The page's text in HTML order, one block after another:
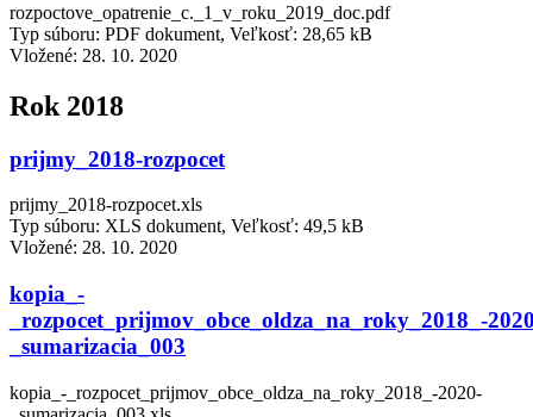
rozpoctove_opatrenie_c._1_v_roku_2019_doc.pdf
Typ súboru: PDF dokument, Veľkosť: 28,65 kB
Vložené: 28. 10. 2020
Rok 2018
prijmy_2018-rozpocet
prijmy_2018-rozpocet.xls
Typ súboru: XLS dokument, Veľkosť: 49,5 kB
Vložené: 28. 10. 2020
kopia_-
_rozpocet_prijmov_obce_oldza_na_roky_2018_-
_sumarizacia_003
kopia_-_rozpocet_prijmov_obce_oldza_na_roky_2018_-2020-